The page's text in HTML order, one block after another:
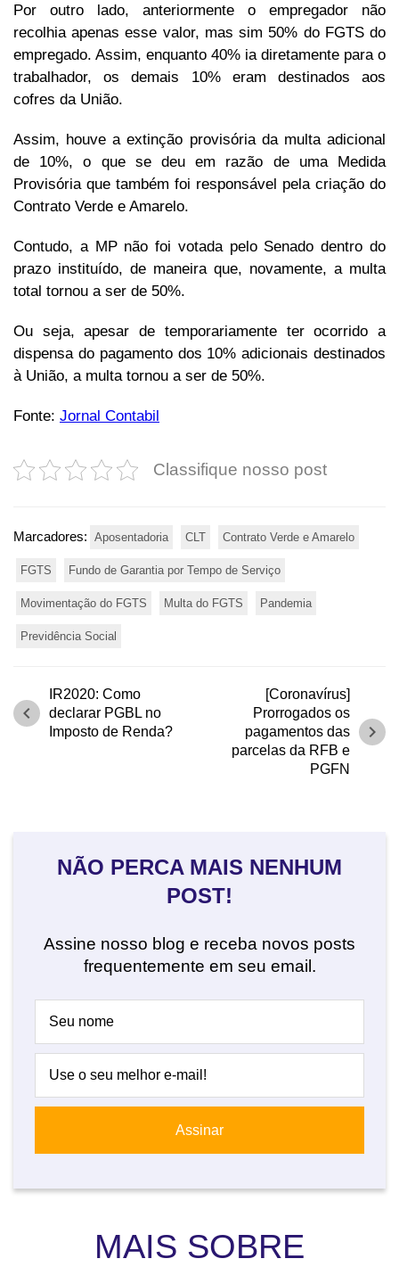
Por outro lado, anteriormente o empregador não
recolhia apenas esse valor, mas sim 50% do FGTS do
empregado. Assim, enquanto 40% ia diretamente para o
trabalhador, os demais 10% eram destinados aos
cofres da União.
Assim, houve a extinção provisória da multa adicional
de 10%, o que se deu em razão de uma Medida
Provisória que também foi responsável pela criação do
Contrato Verde e Amarelo.
Contudo, a MP não foi votada pelo Senado dentro do
prazo instituído, de maneira que, novamente, a multa
total tornou a ser de 50%.
Ou seja, apesar de temporariamente ter ocorrido a
dispensa do pagamento dos 10% adicionais destinados
à União, a multa tornou a ser de 50%.
Fonte: Jornal Contabil
Classifique nosso post
Marcadores: Aposentadoria CLT Contrato Verde e Amarelo
FGTS Fundo de Garantia por Tempo de Serviço
Movimentação do FGTS Multa do FGTS Pandemia
Previdência Social
IR2020: Como
declarar PGBL no
Imposto de Renda?
chevron_left
[Coronavírus]
Prorrogados os
pagamentos das
parcelas da RFB e
PGFN
chevron_right
NÃO PERCA MAIS NENHUM
POST!
Assine nosso blog e receba novos posts
frequentemente em seu email.
MAIS SOBRE